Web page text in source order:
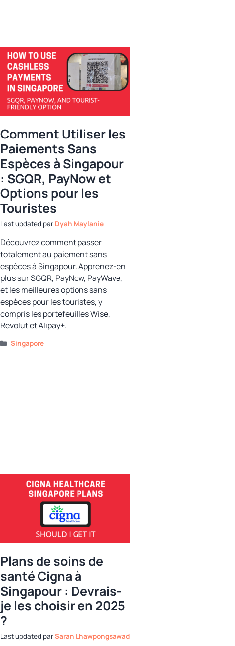
Comment Utiliser les
Paiements Sans
Espèces à Singapour
: SGQR, PayNow et
Options pour les
Touristes
par Dyah Maylanie
Découvrez comment passer
totalement au paiement sans
espèces à Singapour. Apprenez-en
plus sur SGQR, PayNow, PayWave,
et les meilleures options sans
espèces pour les touristes, y
compris les portefeuilles Wise,
Revolut et Alipay+.
Catégories
Singapore
Plans de soins de
santé Cigna à
Singapour : Devrais-
je les choisir en 2025
?
parSaran Lhawpongsawad